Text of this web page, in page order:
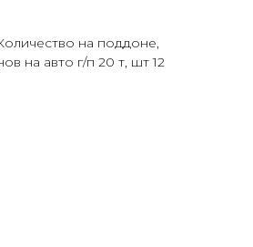
на поддоне,
на авто г/п 20 т, шт 12